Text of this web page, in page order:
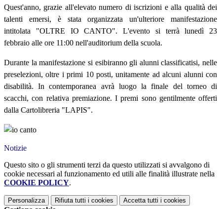
Quest'anno, grazie all'elevato numero di iscrizioni e alla qualità dei
talenti emersi, è stata organizzata un'ulteriore manifestazione
intitolata "OLTRE IO CANTO". L'evento si terrà lunedì 23
febbraio alle ore 11:00 nell'auditorium della scuola.
Durante la manifestazione si esibiranno gli alunni classificatisi, nelle
preselezioni, oltre i primi 10 posti, unitamente ad alcuni alunni con
disabilità. In contemporanea avrà luogo la finale del torneo di
scacchi, con relativa premiazione. I premi sono gentilmente offerti
dalla Cartolibreria "LAPIS".
Notizie
Questo sito o gli strumenti terzi da questo utilizzati si avvalgono di
cookie necessari al funzionamento ed utili alle finalità illustrate nella
COOKIE POLICY.
Personalizza Rifiuta tutti i cookies Accetta tutti i cookies